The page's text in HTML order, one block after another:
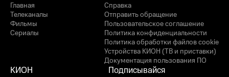
Главная
Телеканалы
Фильмы
Сериалы
Справка
Отправить обращение
Пользовательское соглашение
Политика конфиденциальности
Политика обработки файлов cookie
Устройства КИОН (ТВ и приставки)
Документация пользования ПО
КИОН Подписывайся